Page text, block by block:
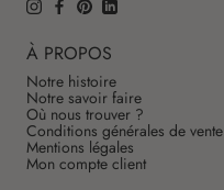
À PROPOS
Notre histoire
Notre savoir faire
Où nous trouver ?
Conditions générales de vente
Mentions légales
Mon compte client